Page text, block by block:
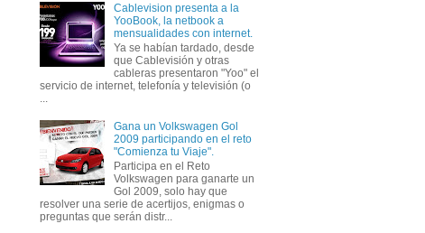
Cablevision presenta a la
YooBook, la netbook a
mensualidades con internet.
Ya se habían tardado, desde
que Cablevisión y otras
cableras presentaron "Yoo" el
servicio de internet, telefonía y televisión (o
...
Gana un Volkswagen Gol
2009 participando en el reto
"Comienza tu Viaje".
Participa en el Reto
Volkswagen para ganarte un
Gol 2009, solo hay que
resolver una serie de acertijos, enigmas o
preguntas que serán distr...